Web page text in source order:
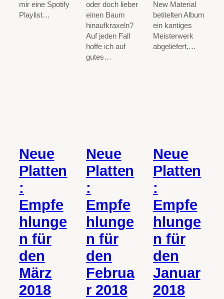
mir eine Spotify
Playlist…
oder doch lieber
einen Baum
hinaufkraxeln?
Auf jeden Fall
hoffe ich auf
gutes…
New Material
betitelten Album
ein kantiges
Meisterwerk
abgeliefert,…
Neue
Platten
:
Empfe
hlunge
n für
den
März
2018
Neue
Platten
:
Empfe
hlunge
n für
den
Februa
r 2018
Neue
Platten
:
Empfe
hlunge
n für
den
Januar
2018